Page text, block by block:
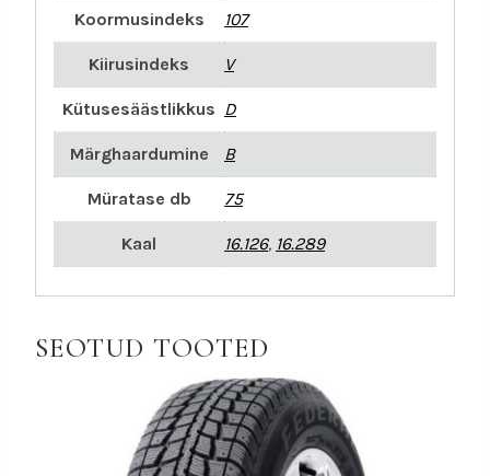
Koormusindeks 107
Kiirusindeks V
Kütusesäästlikkus D
Märghaardumine B
Müratase db 75
Kaal 16.126, 16.289
SEOTUD TOOTED